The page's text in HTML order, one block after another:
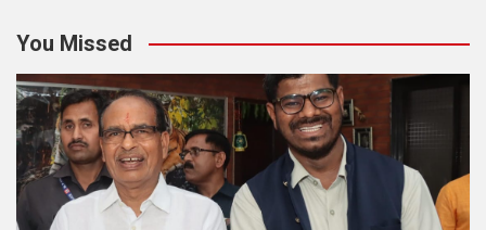
You Missed